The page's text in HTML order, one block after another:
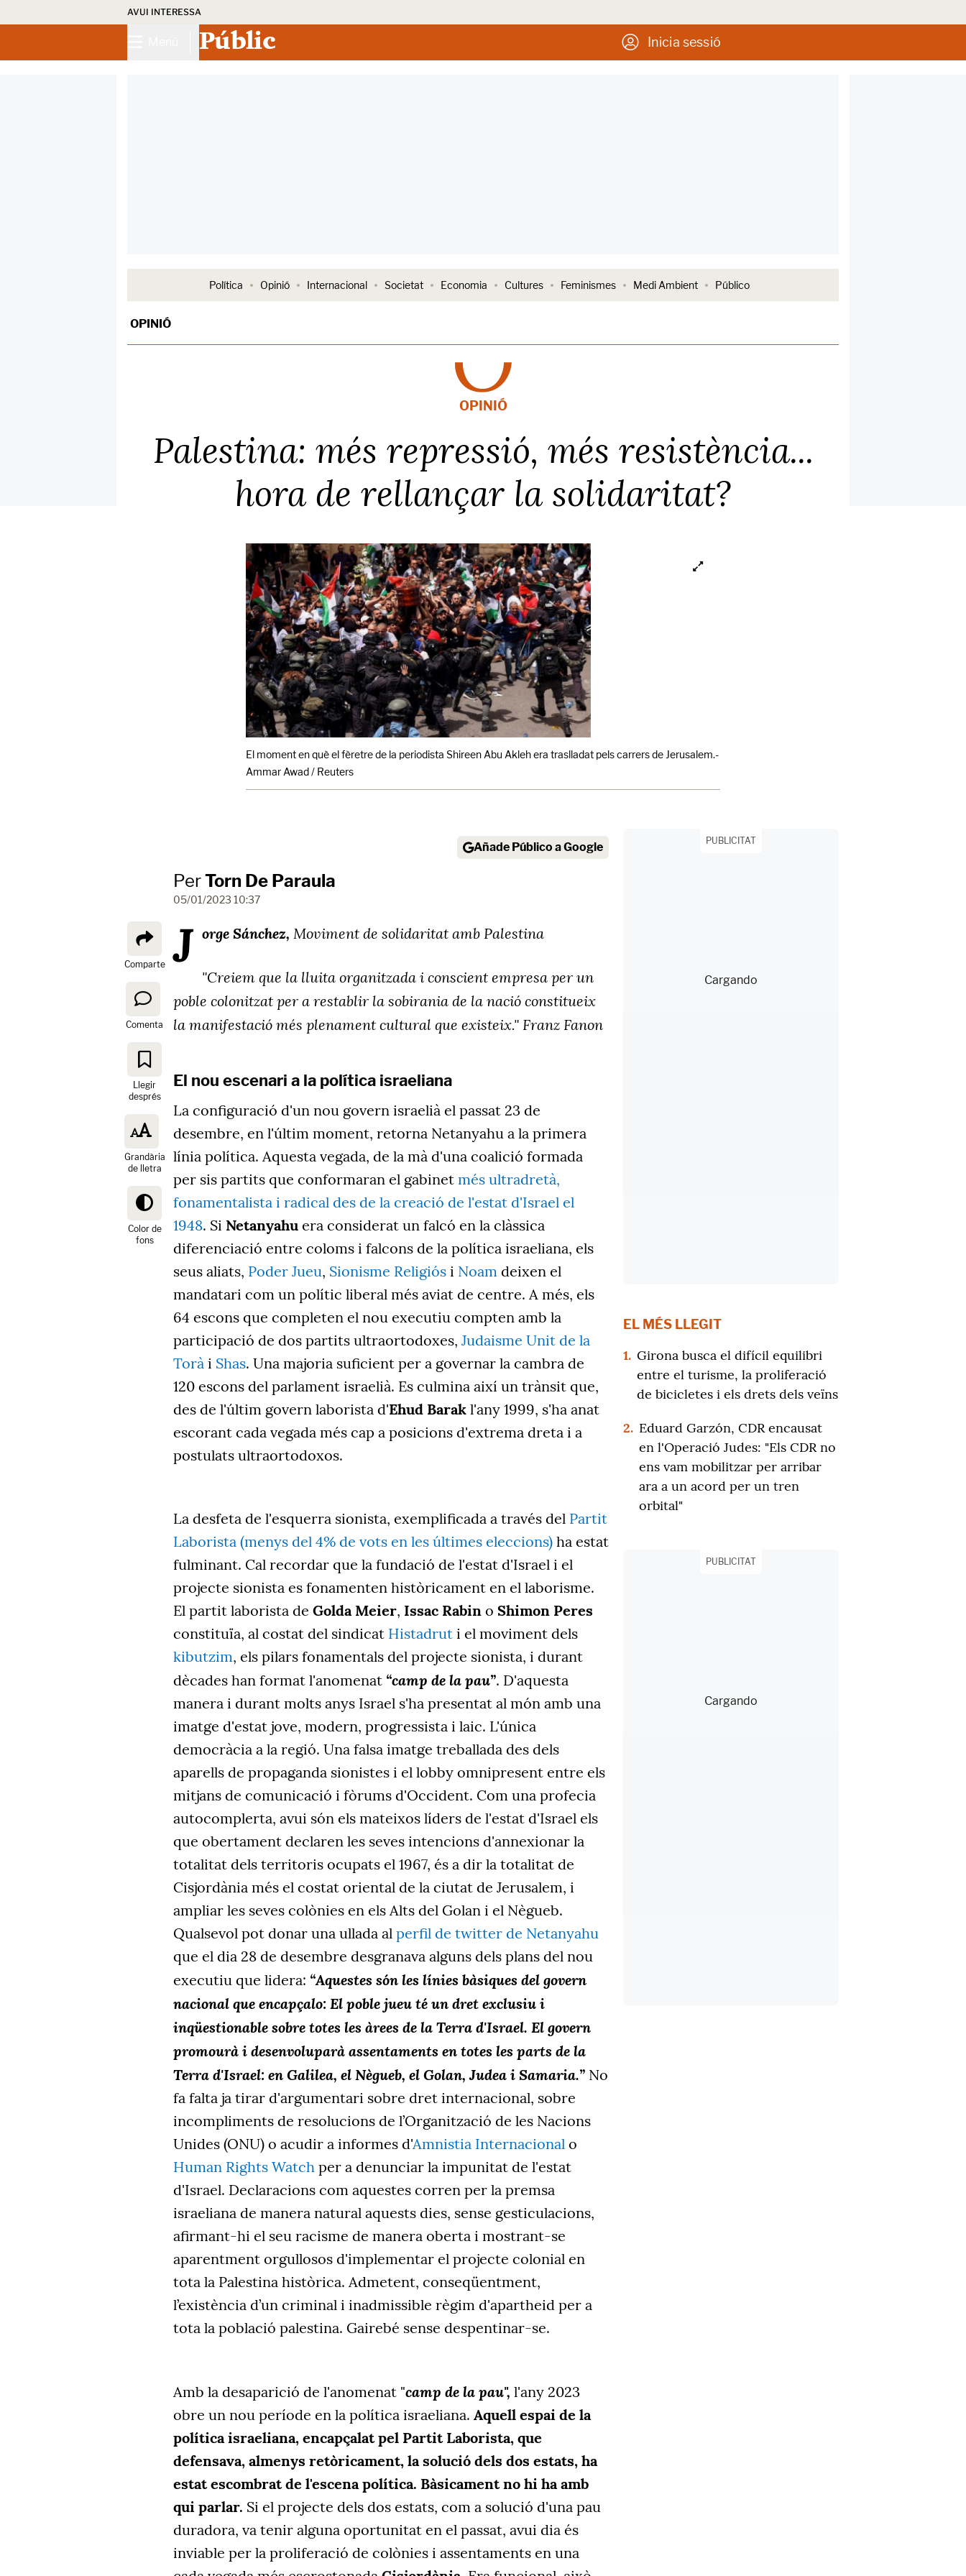
AVUI INTERESSA
Públic Inicia sessió
Política Opinió Internacional Societat Economia Cultures Feminismes Medi Ambient Público
OPINIÓ
OPINIÓ
Palestina: més repressió, més resistència...
hora de rellançar la solidaritat?
El moment en què el fèretre de la periodista Shireen Abu Akleh era traslladat pels carrers de Jerusalem.-
Ammar Awad / Reuters
Añade Público a Google
PerTorn De Paraula
05/01/2023 10:37
Comparte
Comenta
Llegir
després
Grandària
de lletra
Color de
fons
J orge Sánchez, Moviment de solidaritat amb Palestina
"Creiem que la lluita organitzada i conscient empresa per un
poble colonitzat per a restablir la sobirania de la nació constitueix
la manifestació més plenament cultural que existeix." Franz Fanon
El nou escenari a la política israeliana
La configuració d'un nou govern israelià el passat 23 de
desembre, en l'últim moment, retorna Netanyahu a la primera
línia política. Aquesta vegada, de la mà d'una coalició formada
per sis partits que conformaran el gabinet més ultradretà,
fonamentalista i radical des de la creació de l'estat d'Israel el
1948. Si Netanyahu era considerat un falcó en la clàssica
diferenciació entre coloms i falcons de la política israeliana, els
seus aliats, Poder Jueu, Sionisme Religiós i Noam deixen el
mandatari com un polític liberal més aviat de centre. A més, els
64 escons que completen el nou executiu compten amb la
participació de dos partits ultraortodoxes, Judaisme Unit de la
Torà i Shas. Una majoria suficient per a governar la cambra de
120 escons del parlament israelià. Es culmina així un trànsit que,
des de l'últim govern laborista d'Ehud Barak l'any 1999, s'ha anat
escorant cada vegada més cap a posicions d'extrema dreta i a
postulats ultraortodoxos.
La desfeta de l'esquerra sionista, exemplificada a través del Partit
Laborista (menys del 4% de vots en les últimes eleccions) ha estat
fulminant. Cal recordar que la fundació de l'estat d'Israel i el
projecte sionista es fonamenten històricament en el laborisme.
El partit laborista de Golda Meier, Issac Rabin o Shimon Peres
constituïa, al costat del sindicat Histadrut i el moviment dels
kibutzim, els pilars fonamentals del projecte sionista, i durant
dècades han format l'anomenat “camp de la pau”. D'aquesta
manera i durant molts anys Israel s'ha presentat al món amb una
imatge d'estat jove, modern, progressista i laic. L'única
democràcia a la regió. Una falsa imatge treballada des dels
aparells de propaganda sionistes i el lobby omnipresent entre els
mitjans de comunicació i fòrums d'Occident. Com una profecia
autocomplerta, avui són els mateixos líders de l'estat d'Israel els
que obertament declaren les seves intencions d'annexionar la
totalitat dels territoris ocupats el 1967, és a dir la totalitat de
Cisjordània més el costat oriental de la ciutat de Jerusalem, i
ampliar les seves colònies en els Alts del Golan i el Nègueb.
Qualsevol pot donar una ullada al perfil de twitter de Netanyahu
que el dia 28 de desembre desgranava alguns dels plans del nou
executiu que lidera: “Aquestes són les línies bàsiques del govern
nacional que encapçalo: El poble jueu té un dret exclusiu i
inqüestionable sobre totes les àrees de la Terra d'Israel. El govern
promourà i desenvoluparà assentaments en totes les parts de la
Terra d'Israel: en Galilea, el Nègueb, el Golan, Judea i Samaria.” No
fa falta ja tirar d'argumentari sobre dret internacional, sobre
incompliments de resolucions de l’Organització de les Nacions
Unides (ONU) o acudir a informes d'Amnistia Internacional o
Human Rights Watch per a denunciar la impunitat de l'estat
d'Israel. Declaracions com aquestes corren per la premsa
israeliana de manera natural aquests dies, sense gesticulacions,
afirmant-hi el seu racisme de manera oberta i mostrant-se
aparentment orgullosos d'implementar el projecte colonial en
tota la Palestina històrica. Admetent, conseqüentment,
l’existència d’un criminal i inadmissible règim d'apartheid per a
tota la població palestina. Gairebé sense despentinar-se.
Amb la desaparició de l'anomenat "camp de la pau", l'any 2023
obre un nou període en la política israeliana. Aquell espai de la
política israeliana, encapçalat pel Partit Laborista, que
defensava, almenys retòricament, la solució dels dos estats, ha
estat escombrat de l'escena política. Bàsicament no hi ha amb
qui parlar. Si el projecte dels dos estats, com a solució d'una pau
duradora, va tenir alguna oportunitat en el passat, avui dia és
inviable per la proliferació de colònies i assentaments en una
PUBLICITAT
EL MÉS LLEGIT
1. Girona busca el difícil equilibri
entre el turisme, la proliferació
de bicicletes i els drets dels veïns
2. Eduard Garzón, CDR encausat
en l'Operació Judes: "Els CDR no
ens vam mobilitzar per arribar
ara a un acord per un tren
orbital"
PUBLICITAT